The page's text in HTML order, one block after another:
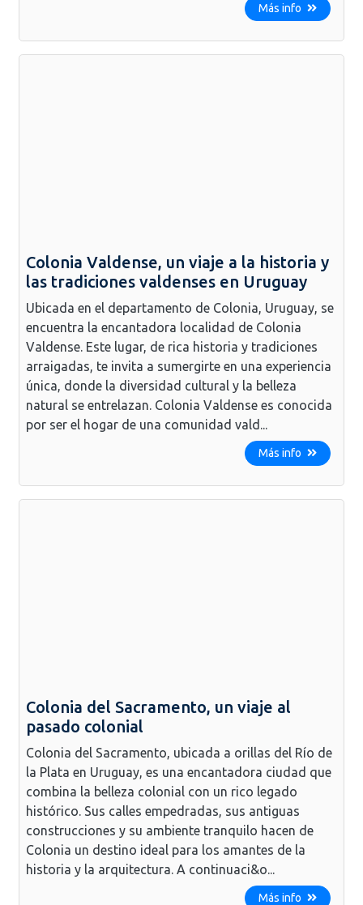
Más info
Colonia Valdense, un viaje a la historia y
las tradiciones valdenses en Uruguay
Ubicada en el departamento de Colonia, Uruguay, se
encuentra la encantadora localidad de Colonia
Valdense. Este lugar, de rica historia y tradiciones
arraigadas, te invita a sumergirte en una experiencia
única, donde la diversidad cultural y la belleza
natural se entrelazan. Colonia Valdense es conocida
por ser el hogar de una comunidad vald...
Más info
Colonia del Sacramento, un viaje al
pasado colonial
Colonia del Sacramento, ubicada a orillas del Río de
la Plata en Uruguay, es una encantadora ciudad que
combina la belleza colonial con un rico legado
histórico. Sus calles empedradas, sus antiguas
construcciones y su ambiente tranquilo hacen de
Colonia un destino ideal para los amantes de la
historia y la arquitectura. A continuaci&o...
Más info